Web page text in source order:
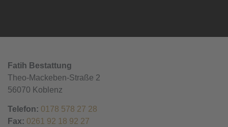
Fatih Bestattung
Theo-Mackeben-Straße 2
56070 Koblenz
Telefon: 0178 578 27 28
Fax: 0261 92 18 92 27